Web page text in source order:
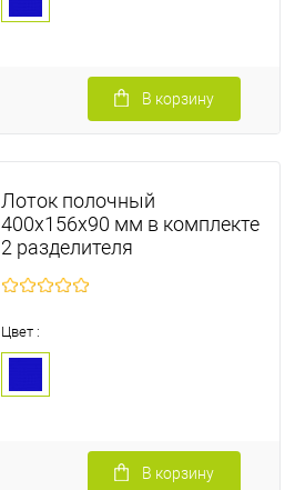
В корзину
Лоток полочный
400х156х90 мм в комплекте
2 разделителя
Цвет :
В корзину